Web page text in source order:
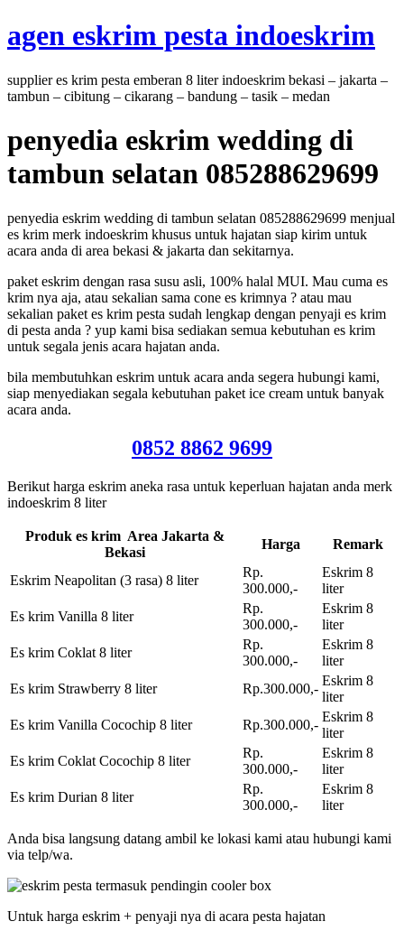
to
agen eskrim pesta indoeskrim
supplier es krim pesta emberan 8 liter indoeskrim bekasi – jakarta –
tambun – cibitung – cikarang – bandung – tasik – medan
penyedia eskrim wedding di
tambun selatan 085288629699
penyedia eskrim wedding di tambun selatan 085288629699 menjual
es krim merk indoeskrim khusus untuk hajatan siap kirim untuk
acara anda di area bekasi & jakarta dan sekitarnya.
paket eskrim dengan rasa susu asli, 100% halal MUI. Mau cuma es
krim nya aja, atau sekalian sama cone es krimnya ? atau mau
sekalian paket es krim pesta sudah lengkap dengan penyaji es krim
di pesta anda ? yup kami bisa sediakan semua kebutuhan es krim
untuk segala jenis acara hajatan anda.
bila membutuhkan eskrim untuk acara anda segera hubungi kami,
siap menyediakan segala kebutuhan paket ice cream untuk banyak
acara anda.
0852 8862 9699
Berikut harga eskrim aneka rasa untuk keperluan hajatan anda merk
indoeskrim 8 liter
Produk es krim Area Jakarta &
Bekasi
Harga Remark
Eskrim Neapolitan (3 rasa) 8 liter
Rp.
300.000,-
Eskrim 8
liter
Es krim Vanilla 8 liter
Rp.
300.000,-
Eskrim 8
liter
Es krim Coklat 8 liter
Rp.
300.000,-
Eskrim 8
liter
Es krim Strawberry 8 liter
Rp.300.000,-
Eskrim 8
liter
Es krim Vanilla Cocochip 8 liter
Rp.300.000,-
Eskrim 8
liter
Es krim Coklat Cocochip 8 liter
Rp.
300.000,-
Eskrim 8
liter
Es krim Durian 8 liter
Rp.
300.000,-
Eskrim 8
liter
Anda bisa langsung datang ambil ke lokasi kami atau hubungi kami
via telp/wa.
Untuk harga eskrim + penyaji nya di acara pesta hajatan